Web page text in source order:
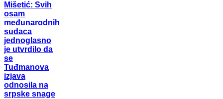
Mišetić: Svih
osam
međunarodnih
sudaca
jednoglasno
je utvrdilo da
se
Tuđmanova
izjava
odnosila na
srpske snage